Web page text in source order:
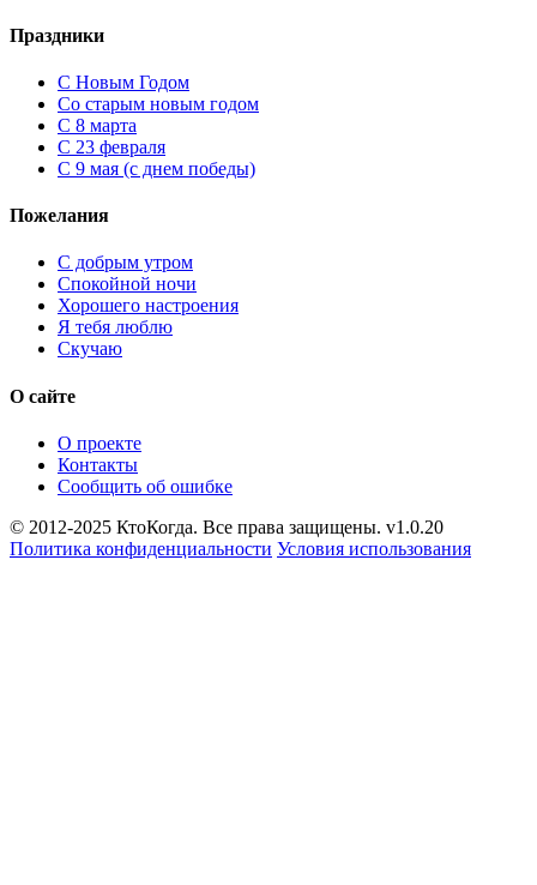
Праздники
C Новым Годом
Cо старым новым годом
С 8 марта
С 23 февраля
С 9 мая (с днем победы)
Пожелания
С добрым утром
Спокойной ночи
Хорошего настроения
Я тебя люблю
Скучаю
О сайте
О проекте
Контакты
Сообщить об ошибке
© 2012-2025 КтоКогда. Все права защищены. v1.0.20
Политика конфиденциальности Условия использования